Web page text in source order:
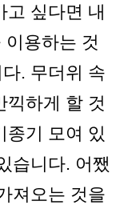
고 싶다면 내
이용하는 것
. 무더위 속
끽하게 할 것
종기 모여 있
습니다. 어쨌
져오는 것을